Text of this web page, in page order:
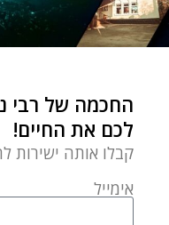
0 תגובות
החכמה של רבי
לכם את החיים!
קבלו אותה ישירות
אימייל